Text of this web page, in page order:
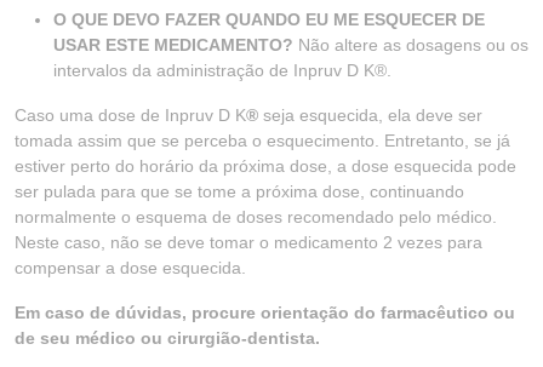
O QUE DEVO FAZER QUANDO EU ME ESQUECER DE
USAR ESTE MEDICAMENTO? Não altere as dosagens ou os
intervalos da administração de Inpruv D K®.
Caso uma dose de Inpruv D K® seja esquecida, ela deve ser
tomada assim que se perceba o esquecimento. Entretanto, se já
estiver perto do horário da próxima dose, a dose esquecida pode
ser pulada para que se tome a próxima dose, continuando
normalmente o esquema de doses recomendado pelo médico.
Neste caso, não se deve tomar o medicamento 2 vezes para
compensar a dose esquecida.
Em caso de dúvidas, procure orientação do farmacêutico ou
de seu médico ou cirurgião-dentista.